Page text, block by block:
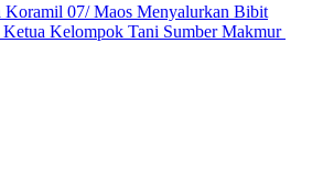
Koramil 07/ Maos Menyalurkan Bibit
Ketua Kelompok Tani Sumber Makmur